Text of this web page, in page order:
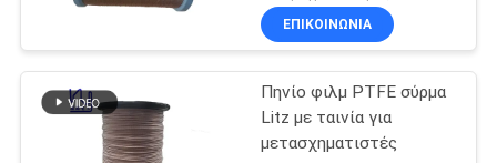
ΕΠΙΚΟΙΝΩΝΙΑ
Πηνίο φιλμ PTFE σύρμα
Litz με ταινία για
μετασχηματιστές